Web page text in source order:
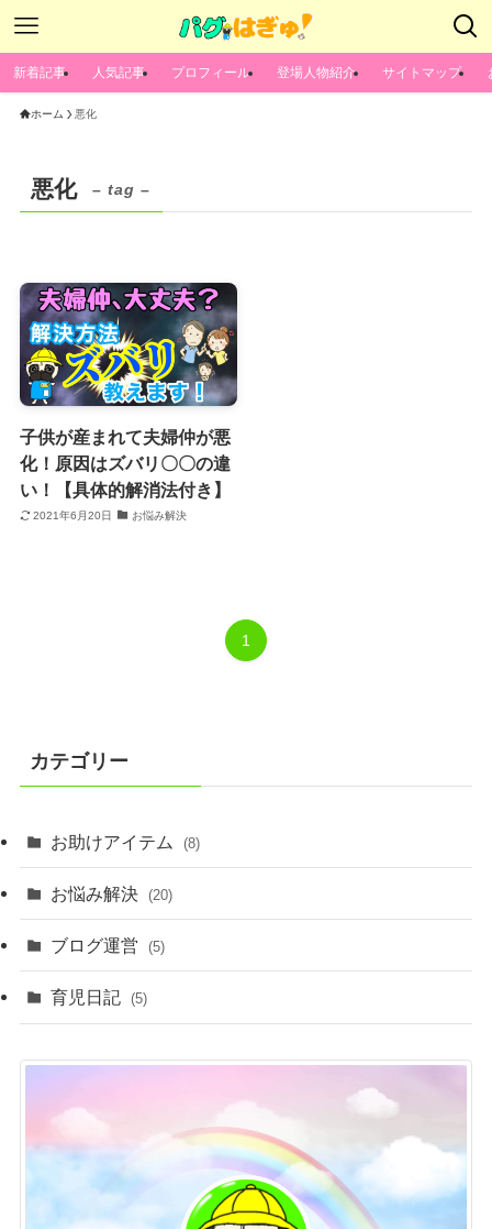
新着記事 人気記事 プロフィール 登場人物紹介 サイトマップ
ホーム 悪化
悪化 – tag –
子供が産まれて夫婦仲が悪
化！原因はズバリ〇〇の違
い！【具体的解消法付き】
2021年6月20日 お悩み解決
1
カテゴリー
お助けアイテム (8)
お悩み解決 (20)
ブログ運営 (5)
育児日記 (5)